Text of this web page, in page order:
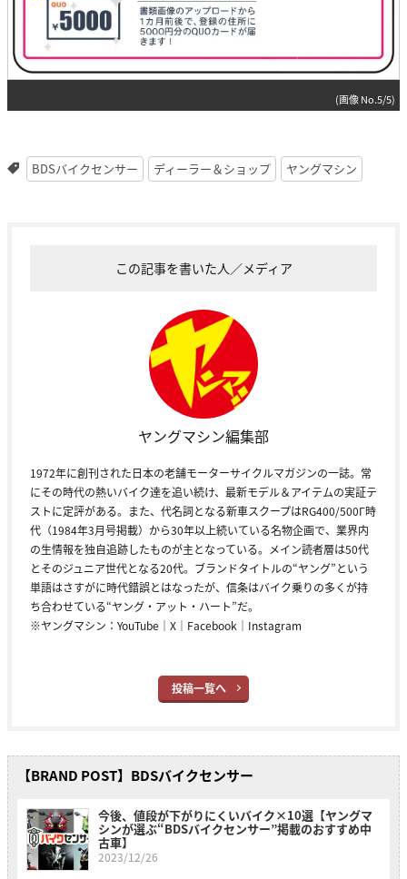
(画像 No.5/5)
BDSバイクセンサー ディーラー＆ショップ ヤングマシン
この記事を書いた人／メディア
ヤングマシン編集部
1972年に創刊された日本の老舗モーターサイクルマガジンの一誌。常
にその時代の熱いバイク達を追い続け、最新モデル＆アイテムの実証テ
ストに定評がある。また、代名詞となる新車スクープはRG400/500Γ時
代（1984年3月号掲載）から30年以上続いている名物企画で、業界内
の生情報を独自追跡したものが主となっている。メイン読者層は50代
とそのジュニア世代となる20代。ブランドタイトルの“ヤング”という
単語はさすがに時代錯誤とはなったが、信条はバイク乗りの多くが持
ち合わせている“ヤング・アット・ハート”だ。
※ヤングマシン： YouTube ｜ X ｜ Facebook ｜ Instagram
投稿一覧へ
【BRAND POST】BDSバイクセンサー
今後、値段が下がりにくいバイク×10選【ヤングマ
シンが選ぶ“BDSバイクセンサー”掲載のおすすめ中
古車】
2023/12/26